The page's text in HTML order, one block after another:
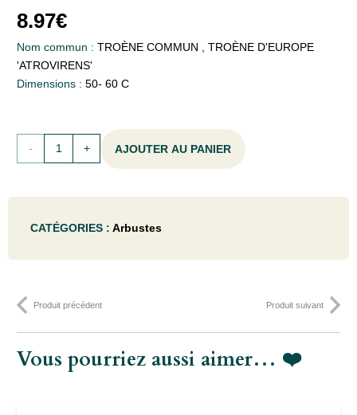
8.97€
Nom commun : TROÈNE COMMUN , TROÈNE D'EUROPE
'ATROVIRENS'
Dimensions : 50- 60 C
quantité
vulg.
'Atrovirens'
60C
AJOUTER AU PANIER
CATÉGORIES : Arbustes
Produit précédent Produit suivant
Vous pourriez aussi aimer… ❤️